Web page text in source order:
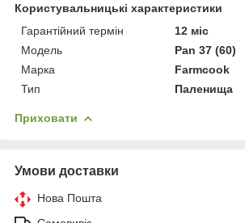
Користувальницькі характеристики
Гарантійний термін
12 міс
Мoдель
Pan 37 (60)
Марка
Farmcook
Тип
Паленища
Приховати
Умови доставки
Нова Пошта